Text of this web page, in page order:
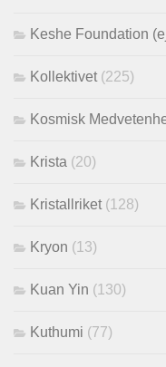
Keshe Foundation
Kollektivet (225)
Kosmisk
Krista (20)
Kristallriket (128)
Kryon (13)
Kuan Yin (130)
Kuthumi (77)